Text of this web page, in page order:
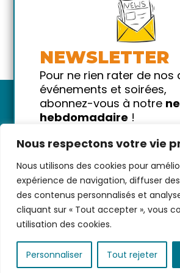
Nous respectons votre vie
Nous utilisons des cookies pour
expérience de navigation, diffuser
des contenus personnalisés et
cliquant sur « Tout accepter », vous
utilisation des cookies.
Personnaliser Tout rejeter
Nous contacter- CGV/
personnelles-Infos
NEWSLETTER
Pour ne rien rater de nos
événements et soirées,
abonnez-vous à notre
hebdomadaire !
!
Votre email